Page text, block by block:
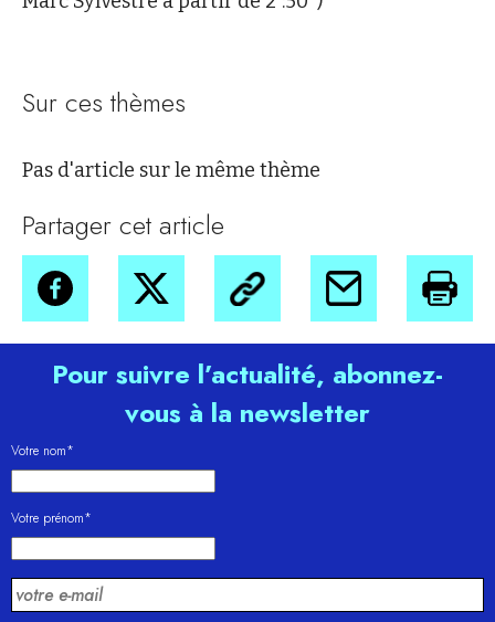
Sur ces thèmes
Pas d'article sur le même thème
Partager cet article
Pour suivre l’actualité, abonnez-
vous à la newsletter
Votre nom*
Votre prénom*